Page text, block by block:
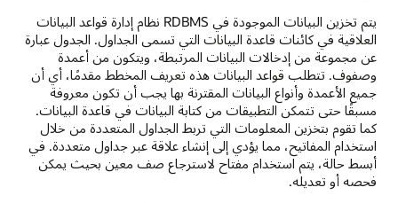
يتم تخزين البيانات الموجودة في RDBMS نظام إدارة قواعد البيانات
العلاقية في كائنات قاعدة البيانات التي تسمى الجداول. الجدول عبارة
عن مجموعة من إدخالات البيانات المرتبطة، ويتكون من أعمدة
وصفوف. تتطلب قواعد البيانات هذه تعريف المخطط مقدمًا، أي أن
جميع الأعمدة وأنواع البيانات المقترنة بها يجب أن تكون معروفة
مسبقًا حتى تتمكن التطبيقات من كتابة البيانات في قاعدة البيانات.
كما تقوم بتخزين المعلومات التي تربط الجداول المتعددة من خلال
استخدام المفاتيح، مما يؤدي إلى إنشاء علاقة عبر جداول متعددة. في
أبسط حالة، يتم استخدام مفتاح لاسترجاع صف معين بحيث يمكن
فحصه أو تعديله.